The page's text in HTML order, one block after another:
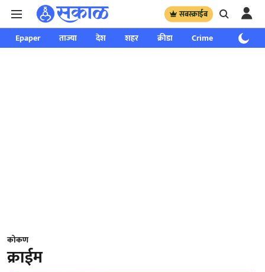
सबस्क्राईब
Epaper ताज्या देश शहर क्रीडा Crime साप्ताहिक
कोकण
क्राईम